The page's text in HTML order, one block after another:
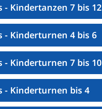
- Kindertanzen 7 bis 12
- Kinderturnen 4 bis 6
- Kinderturnen 7 bis 10
- Kinderturnen bis 4